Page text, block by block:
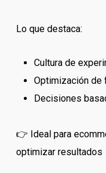
Lo que destaca:
Cultura de
Optimización de
Decisiones
👉 Ideal para
optimizar resultados